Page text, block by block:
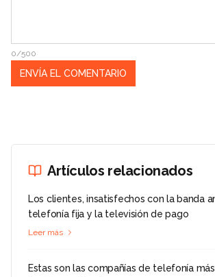
0/500
Artículos relacionados
Los clientes, insatisfechos con la banda
telefonía fija y la televisión de pago
Leer más
Estas son las compañías de telefonía